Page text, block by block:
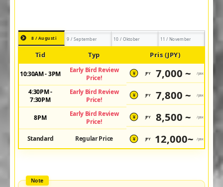
8 / Augusti 9 / September 10 / Oktober 11 / November
Tid Typ Pris (JPY)
10:30AM - 3PM
Early Bird Review
Price!
¥ JPY 7,000 ~ /pax
4:30PM -
7:30PM
Early Bird Review
Price!
¥ JPY 7,800 ~ /pax
8PM
Early Bird Review
Price!
¥ JPY 8,500 ~ /pax
Standard Regular Price ¥ JPY 12,000~ /pax